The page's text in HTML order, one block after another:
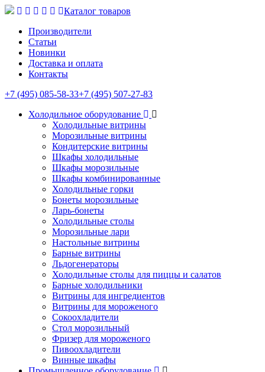
Каталог товаров
Производители
Статьи
Новинки
Доставка и оплата
Контакты
+7 (495) 085-58-33+7 (495) 507-27-83
Холодильное оборудование
Холодильные витрины
Морозильные витрины
Кондитерские витрины
Шкафы холодильные
Шкафы морозильные
Шкафы комбинированные
Холодильные горки
Бонеты морозильные
Ларь-бонеты
Холодильные столы
Морозильные лари
Настольные витрины
Барные витрины
Льдогенераторы
Холодильные столы для пиццы и салатов
Барные холодильники
Витрины для ингредиентов
Витрины для мороженого
Сокоохладители
Стол морозильный
Фризер для мороженого
Пивоохладители
Винные шкафы